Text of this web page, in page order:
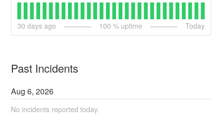
30 days ago 100 % uptime Today
Past Incidents
Aug6,2026
No incidents reported today.